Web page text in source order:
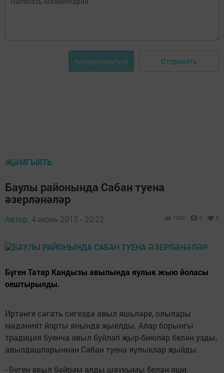
Авторизоваться Отправить
ҖӘМГЫЯТЬ
Баулы районында Сабан туена
әзерләнәләр
Автор, 4 июнь 2015 - 20:22 1562 0 0
Бүген Татар Кандызы авылында яулык жыю йоласы
оештырылды.
Иртәнге сәгать сигездә авыл яшьләре, олылары
мәдәният йорты янында җыелды. Алар борынгы
традиция буенча авыл буйлап җыр-биюләр белән узды,
авылдашларыннан Сабан туена яулыклар җыйды.
- Бүген авыл бәйрәм алды шаукымы белән яши.